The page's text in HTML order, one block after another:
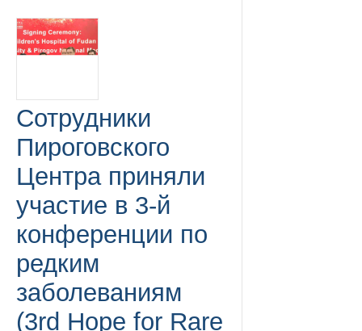
Сотрудники
Пироговского
Центра приняли
участие в 3-й
конференции по
редким
заболеваниям
(3rd Hope for Rare